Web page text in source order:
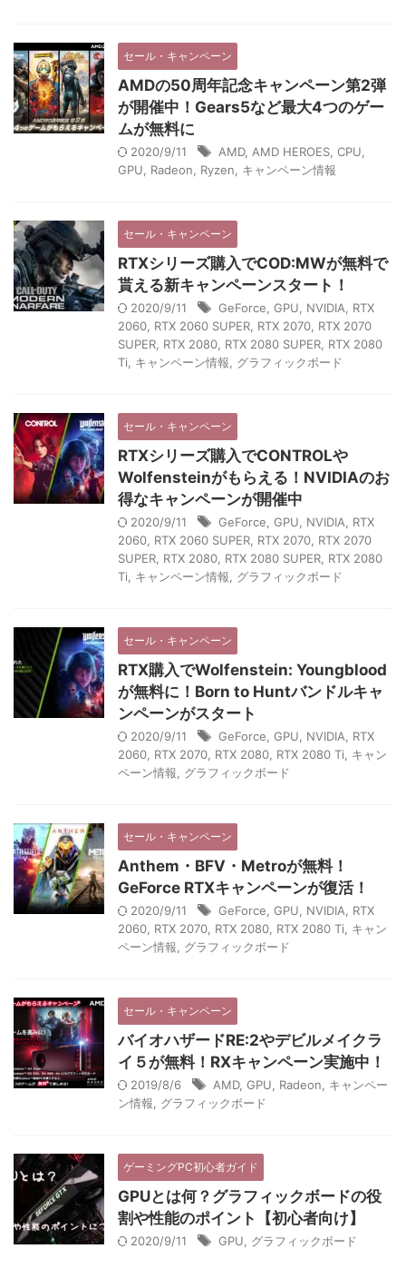
セール・キャンペーン
AMDの50周年記念キャンペーン第2弾
が開催中！Gears5など最大4つのゲー
ムが無料に
2020/9/11 AMD, AMD HEROES CPU
GPU
Radeon Ryzen キャンペーン情報
セール・キャンペーン
RTXシリーズ購入でCOD:MWが無料で
貰える新キャンペーンスタート！
2020/9/11 GeForce GPU NVIDIA
RTX
2060 RTX 2060 SUPER RTX 2070 RTX 2070
SUPER RTX 2080 RTX 2080 SUPER RTX 2080
Ti
キャンペーン情報 グラフィックボード
セール・キャンペーン
RTXシリーズ購入でCONTROLや
Wolfensteinがもらえる！NVIDIAのお
得なキャンペーンが開催中
2020/9/11 GeForce GPU NVIDIA
RTX
2060 RTX 2060 SUPER RTX 2070 RTX 2070
SUPER RTX 2080 RTX 2080 SUPER RTX 2080
Ti
キャンペーン情報 グラフィックボード
セール・キャンペーン
RTX購入でWolfenstein: Youngblood
が無料に！Born to Huntバンドルキャ
ンペーンがスタート
2020/9/11 GeForce GPU NVIDIA
RTX
2060 RTX 2070 RTX 2080 RTX 2080 Ti
キャン
ペーン情報
グラフィックボード
セール・キャンペーン
Anthem・BFV・Metroが無料！
GeForce RTXキャンペーンが復活！
2020/9/11 GeForce GPU NVIDIA
RTX
2060 RTX 2070 RTX 2080 RTX 2080 Ti
キャン
ペーン情報
グラフィックボード
セール・キャンペーン
バイオハザードRE:2やデビルメイクラ
イ５が無料！RXキャンペーン実施中！
2019/8/6 AMD, GPU Radeon
キャンペー
ン情報
グラフィックボード
ゲーミングPC初心者ガイド
GPUとは何？グラフィックボードの役
割や性能のポイント【初心者向け】
2020/9/11 GPU グラフィックボード